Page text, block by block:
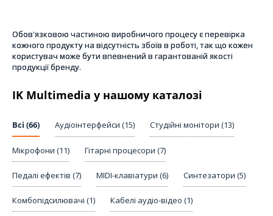
Обов'язковою частиною виробничого процесу є перевірка
кожного продукту на відсутність збоїв в роботі, так що кожен
користувач може бути впевнений в гарантованій якості
продукції бренду.
IK Multimedia у нашому каталозі
Всі (66) Аудіоінтерфейси (15) Студійні монітори (13)
Мікрофони (11) Гітарні процесори (7)
Педалі ефектів (7) MIDI-клавіатури (6) Синтезатори (5)
Комбопідсилювачі (1) Кабелі аудіо-відео (1)